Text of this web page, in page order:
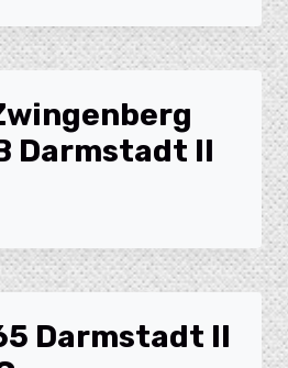
Darmstadt II
Darmstadt II